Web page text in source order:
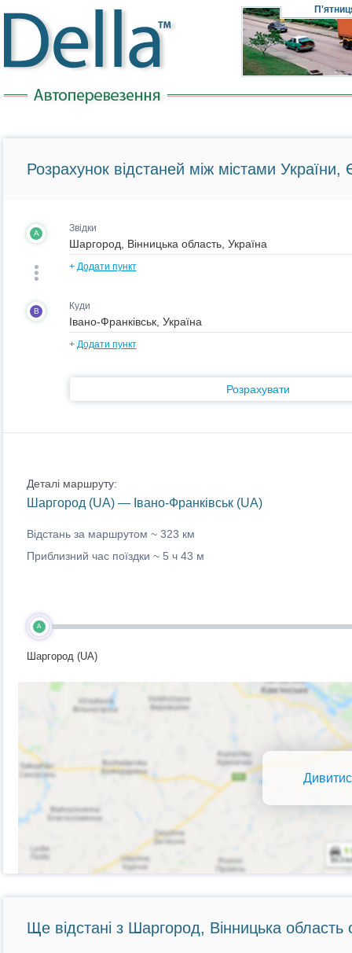
Розрахунок відстаней між містами України,
A Звідки
+ Додати пункт
B Куди
+ Додати пункт
Розрахувати
Деталі маршруту:
Шаргород (UA) — Івано-Франківськ (UA)
Відстань за маршрутом ~ 323 км
Приблизний час поїздки ~ 5 ч 43 м
A
Шаргород (UA)
Ще відстані з Шаргород, Вінницька область